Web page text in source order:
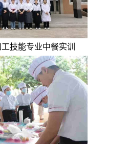
技能专业中餐实训